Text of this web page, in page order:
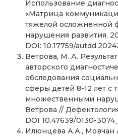
Использование
«Матрица
тяжелой осложненной
нарушения развития.
DOI: 10.17759/
Ветрова, М. А.
авторского
обследования
сферы детей 8-12 лет с
множественными
Ветрова //
DOI 10.47639/0130-
Илюнцева А.А., Мовчан